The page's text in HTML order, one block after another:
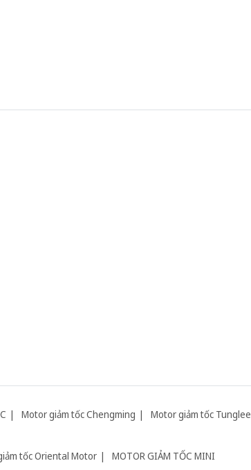
Motor giảm tốc Chengming Motor giảm tốc Tunglee
tốc Oriental Motor MOTOR GIẢM TỐC MINI